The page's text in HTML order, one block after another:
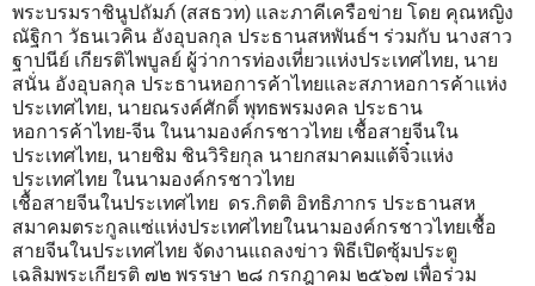
พระบรมราชินูปถัมภ์ (สสธวท) และภาคีเครือข่าย โดย คุณหญิง
ณัฐิกา วัธนเวคิน อังอุบลกุล ประธานสหพันธ์ฯ ร่วมกับ นางสาว
ฐาปนีย์ เกียรติไพบูลย์ ผู้ว่าการท่องเที่ยวแห่งประเทศไทย, นาย
สนั่น อังอุบลกุล ประธานหอการค้าไทยและสภาหอการค้าแห่ง
ประเทศไทย, นายณรงค์ศักดิ์ พุทธพรมงคล ประธาน
หอการค้าไทย-จีน ในนามองค์กรชาวไทย เชื้อสายจีนใน
ประเทศไทย, นายชิม ชินวิริยกุล นายกสมาคมแต้จิ๋วแห่ง
ประเทศไทย ในนามองค์กรชาวไทย
เชื้อสายจีนในประเทศไทย ดร.กิตติ อิทธิภากร ประธานสห
สมาคมตระกูลแซ่แห่งประเทศไทยในนามองค์กรชาวไทยเชื้อ
สายจีนในประเทศไทย จัดงานแถลงข่าว พิธีเปิดซุ้มประตู
เฉลิมพระเกียรติ ๗๒ พรรษา ๒๘ กรกฎาคม ๒๕๖๗ เพื่อร่วม